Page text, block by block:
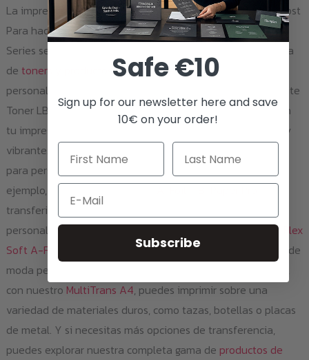
La impresión se vuelve más creativa con los productos Ghost
Para hacer que tu impresora Canon i-SENSYS LBP-630
Series sea aún más versátil, te ofrecemos una amplia gama
de toners y productos de transferencia que te permitirán
personalizar tus proyectos de impresión. Entre ellos, el White
Toner LBP633 / 067, que es perfectamente compatible con
tu impresora y te permite imprimir con un blanco intenso y
vibrante. Nuestros productos de transferencia son ideales
para personalizar una amplia gama de materiales. Por
ejemplo, puedes usar nuestras
para
transferir tus diseños a madera, creando así letreros
personalizados o muebles únicos. O puedes usar nuestra
Flex
Soft A-Foil
para imprimir en cuero, creando así accesorios de
moda personalizados como carteras o cinturones. Además,
con nuestro MultiTrans A4, puedes imprimir sobre una
variedad de materiales duros, como tazas, botellas o placas
de metal. Y si necesitas más opciones de transferencia,
puedes explorar nuestra completa gama de productos de
Safe €10
Sign up for our newsletter here and save
10€ on your order!
Email
Subscribe